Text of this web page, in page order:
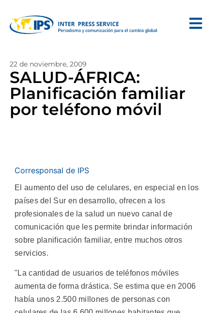
22 de noviembre, 2009
SALUD-ÁFRICA:
Planificación familiar
por teléfono móvil
Corresponsal de IPS
El aumento del uso de celulares, en especial en los
países del Sur en desarrollo, ofrecen a los
profesionales de la salud un nuevo canal de
comunicación que les permite brindar información
sobre planificación familiar, entre muchos otros
servicios.
"La cantidad de usuarios de teléfonos móviles
aumenta de forma drástica. Se estima que en 2006
había unos 2.500 millones de personas con